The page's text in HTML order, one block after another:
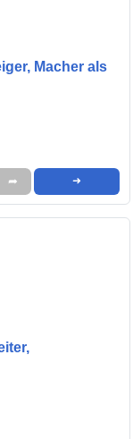
Macher als
➦ ➜